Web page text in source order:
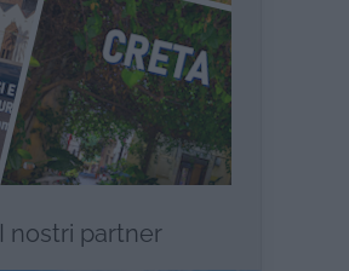
I nostri partner